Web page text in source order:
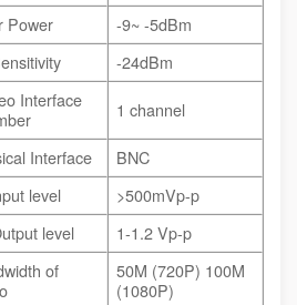
Power
-9~ -5dBm
-24dBm
Interface
1 channel
Interface
BNC
level
>500mVp-p
level
1-1.2 Vp-p
of
50M (720P) 100M
(1080P)